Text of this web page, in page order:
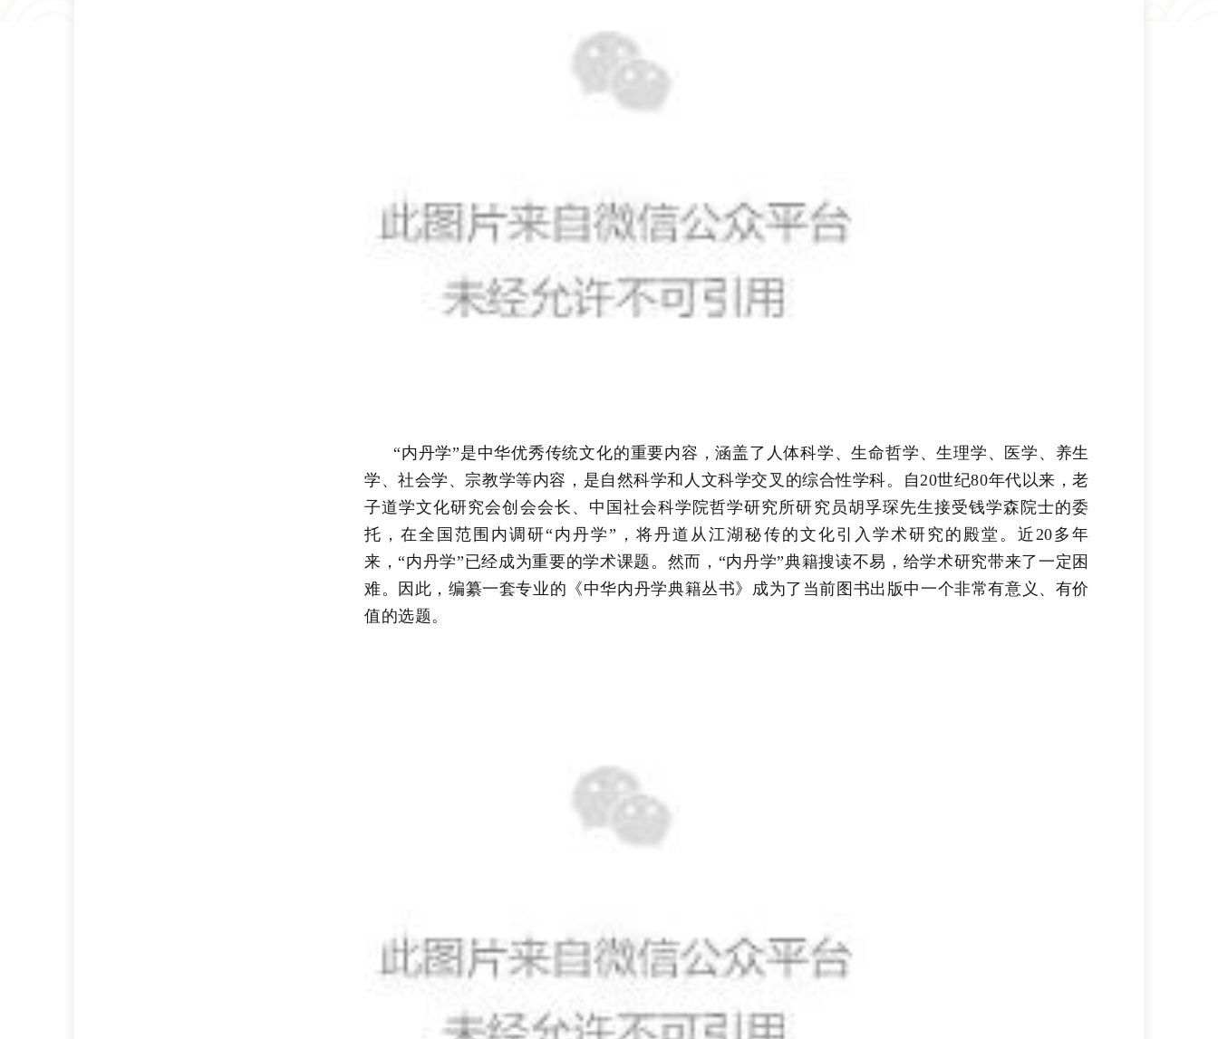
“内丹学”是中华优秀传统文化的重要内容，涵盖了人体科学、生命哲学、生理学、医学、养生
学、社会学、宗教学等内容，是自然科学和人文科学交叉的综合性学科。自20世纪80年代以来，老
子道学文化研究会创会会长、中国社会科学院哲学研究所研究员胡孚琛先生接受钱学森院士的委
托，在全国范围内调研“内丹学”，将丹道从江湖秘传的文化引入学术研究的殿堂。近20多年
来，“内丹学”已经成为重要的学术课题。然而，“内丹学”典籍搜读不易，给学术研究带来了一定困
难。因此，编纂一套专业的《中华内丹学典籍丛书》成为了当前图书出版中一个非常有意义、有价
值的选题。